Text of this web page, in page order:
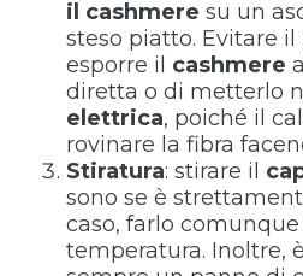
il cashmere su un
steso piatto. Evitare
esporre il cashmere
diretta o di metterlo
elettrica, poiché il
rovinare la fibra
Stiratura: stirare il
sono se è
caso, farlo comunque
temperatura. Inoltre,